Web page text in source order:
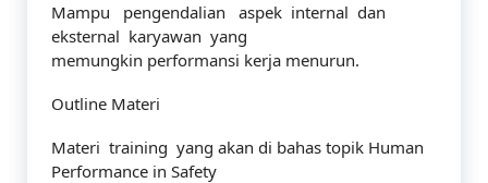
Mampu pengendalian aspek internal dan
eksternal karyawan yang
memungkin performansi kerja menurun.
Outline Materi
Materi training yang akan di bahas topik Human
Performance in Safety